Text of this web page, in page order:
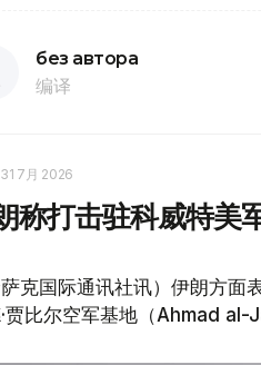
без автора
编译
31 7月 2026
称打击驻科威特美
萨克国际通讯社讯）伊朗方
贾比尔空军基地（Ahmad al-